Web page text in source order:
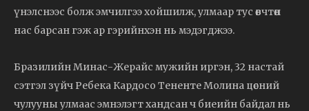
үнэлснээс болж эмчилгээ хойшилж, улмаар тус өвчтөн
нас барсан гэж ар гэрийнхэн нь мэдэгджээ.
Бразилийн Минас-Жерайс мужийн иргэн, 32 настай
сэтгэл зүйч Ребека Кардосо Тененте Молина цөсний
чулууны улмаас эмнэлэгт хандсан ч биеийн байдал нь